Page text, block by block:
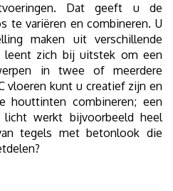
Dat geeft u de
te variëren en combineren. U
maken uit verschillende
leent zich bij uitstek om een
in twee of meerdere
vloeren kunt u creatief zijn en
houttinten combineren; een
licht werkt bijvoorbeeld heel
tegels met betonlook die